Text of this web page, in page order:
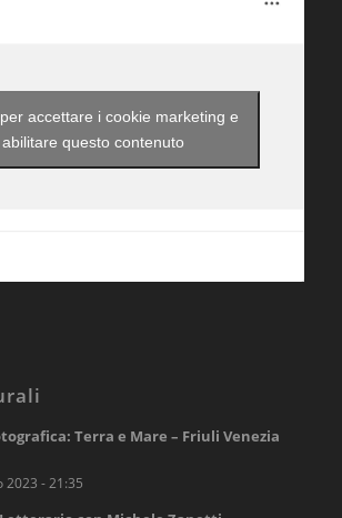
accettare i cookie marketing e
abilitare questo contenuto
Terra e Mare – Friuli Venezia
2023 - 21:35